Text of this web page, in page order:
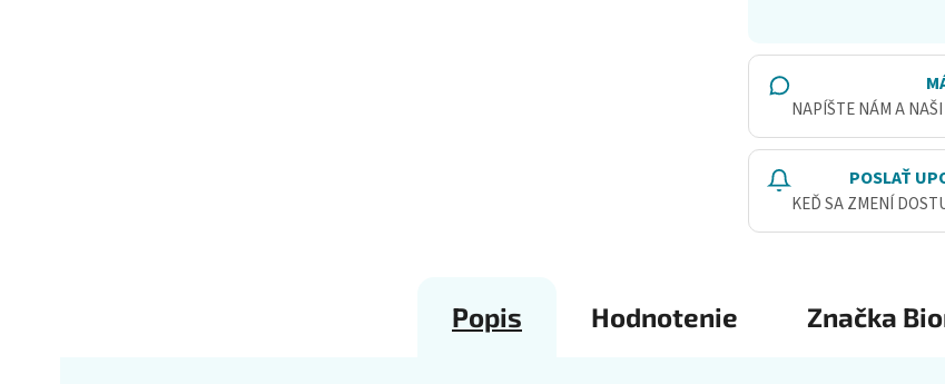
NAPÍŠTE NÁM A
POSLAŤ
KEĎ SA ZMENÍ
Popis Hodnotenie Značka